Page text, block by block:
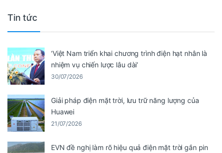
Tin tức
‘Việt Nam triển khai chương trình điện hạt nhân là
nhiệm vụ chiến lược lâu dài’
30/07/2026
Giải pháp điện mặt trời, lưu trữ năng lượng của
Huawei
21/07/2026
EVN đề nghị làm rõ hiệu quả điện mặt trời gắn pin